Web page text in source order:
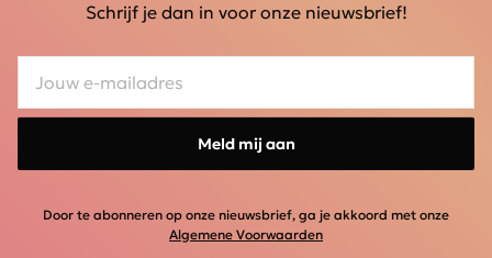
Schrijf je dan in voor onze nieuwsbrief!
Meld mij aan
Door te abonneren op onze nieuwsbrief, ga je akkoord met onze
Algemene Voorwaarden